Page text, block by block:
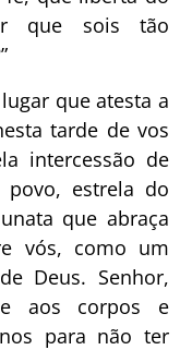
que sois tão
que atesta a
tarde de vos
intercessão de
povo, estrela do
que abraça
vós, como um
Deus. Senhor,
aos corpos e
para não ter